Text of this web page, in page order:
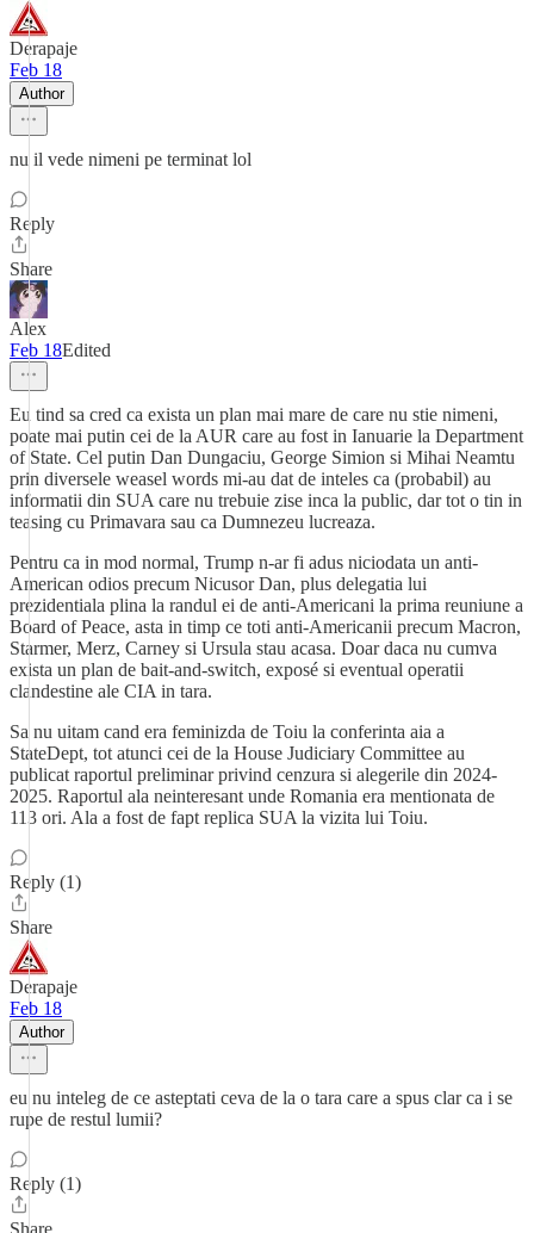
Derapaje
Feb 18
Author
nu il vede nimeni pe terminat lol
Reply
Share
Alex
Feb 18Edited
Eu tind sa cred ca exista un plan mai mare de care nu stie nimeni,
poate mai putin cei de la AUR care au fost in Ianuarie la Department
of State. Cel putin Dan Dungaciu, George Simion si Mihai Neamtu
prin diversele weasel words mi-au dat de inteles ca (probabil) au
informatii din SUA care nu trebuie zise inca la public, dar tot o tin in
teasing cu Primavara sau ca Dumnezeu lucreaza.
Pentru ca in mod normal, Trump n-ar fi adus niciodata un anti-
American odios precum Nicusor Dan, plus delegatia lui
prezidentiala plina la randul ei de anti-Americani la prima reuniune a
Board of Peace, asta in timp ce toti anti-Americanii precum Macron,
Starmer, Merz, Carney si Ursula stau acasa. Doar daca nu cumva
exista un plan de bait-and-switch, exposé si eventual operatii
clandestine ale CIA in tara.
Sa nu uitam cand era feminizda de Toiu la conferinta aia a
StateDept, tot atunci cei de la House Judiciary Committee au
publicat raportul preliminar privind cenzura si alegerile din 2024-
2025. Raportul ala neinteresant unde Romania era mentionata de
113 ori. Ala a fost de fapt replica SUA la vizita lui Toiu.
Reply (1)
Share
Derapaje
Feb 18
Author
eu nu inteleg de ce asteptati ceva de la o tara care a spus clar ca i se
rupe de restul lumii?
Reply (1)
Share